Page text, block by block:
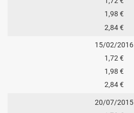
1,98 €
2,84 €
15/02/2016
1,72 €
1,98 €
2,84 €
20/07/2015